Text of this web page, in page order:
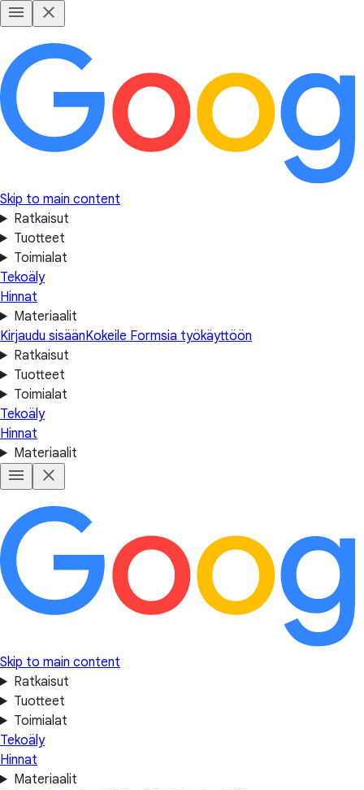
Skip to main content
Ratkaisut
Tuotteet
Toimialat
Tekoäly
Hinnat
Materiaalit
Kirjaudu sisäänKokeile Formsia työkäyttöön
Ratkaisut
Tuotteet
Toimialat
Tekoäly
Hinnat
Materiaalit
Skip to main content
Ratkaisut
Tuotteet
Toimialat
Tekoäly
Hinnat
Materiaalit